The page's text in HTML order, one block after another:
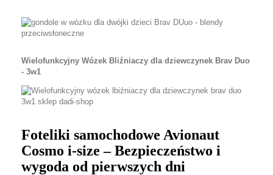
Wielofunkcyjny Wózek Bliźniaczy dla dziewczynek Brav Duo
- 3w1
Foteliki samochodowe Avionaut
Cosmo i-size – Bezpieczeństwo i
wygoda od pierwszych dni